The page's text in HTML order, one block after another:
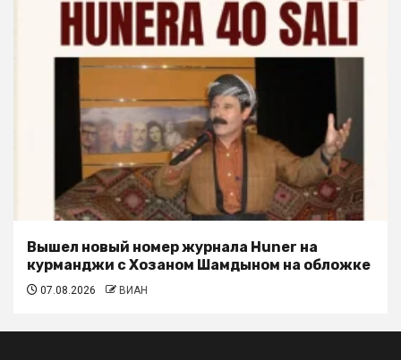
Вышел новый номер журнала Huner на
курманджи с Хозаном Шамдыном на обложке
07.08.2026 ВИАН